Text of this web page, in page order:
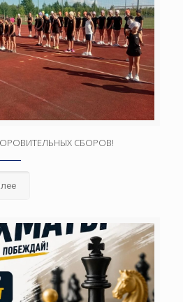
СБОРОВ!